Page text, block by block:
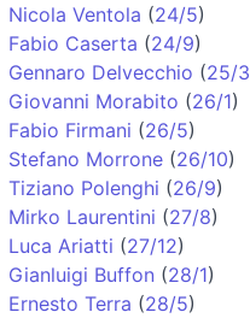
Nicola Ventola (24/5)
Fabio Caserta (24/9)
Gennaro Delvecchio (25/3
Giovanni Morabito (26/1)
Fabio Firmani (26/5)
Stefano Morrone (26/10)
Tiziano Polenghi (26/9)
Mirko Laurentini (27/8)
Luca Ariatti (27/12)
Gianluigi Buffon (28/1)
Ernesto Terra (28/5)